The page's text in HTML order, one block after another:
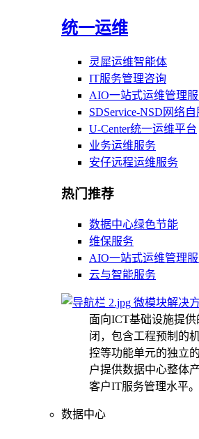
统一运维
灵犀运维智能体
IT服务管理咨询
AIO一站式运维管理
SDService-NSD网络
U-Center统一运维平台
业务运维服务
安仔远程运维服务
热门推荐
数据中心绿色节能
维保服务
AIO一站式运维管理
云与智能服务
微模块解决
面向ICT基础设施提
闭，包含工程预制的
控等功能单元的独立
户提供数据中心整体
客户IT服务管理水平。
数据中心